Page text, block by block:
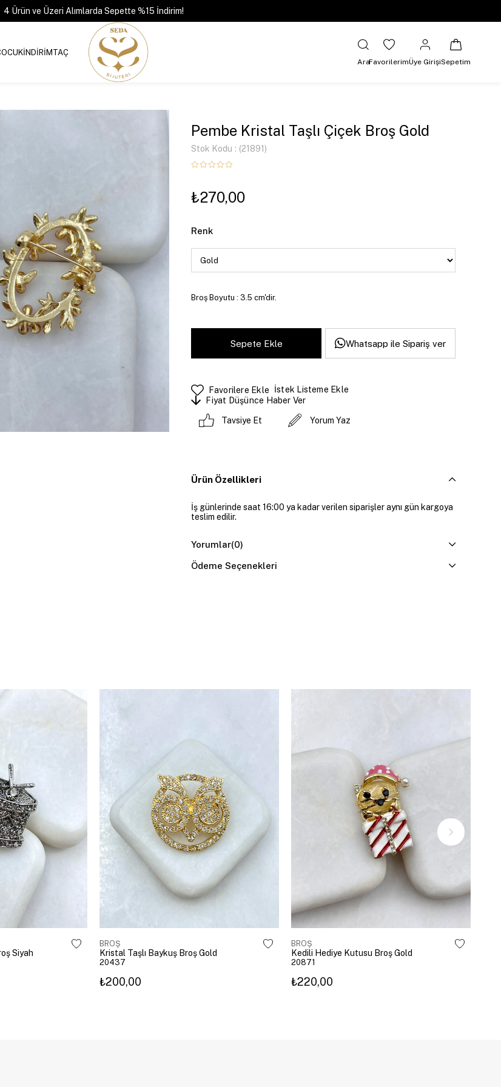
4 Ürün ve Üzeri Alımlarda Sepette %15 İndirim!
İNDİRİMTAÇ
AraFavorilerimÜye GirişiSepetim
Pembe Kristal Taşlı Çiçek Broş Gold
Stok Kodu (21891)
₺270,00
Renk
Broş Boyutu : 3.5 cm'dir.
Whatsapp ile Sipariş ver
Favorilere Ekle
İstek Listeme Ekle
Fiyat Düşünce Haber Ver
Tavsiye Et Yorum Yaz
Ürün Özellikleri
İş günlerinde saat 16:00 ya kadar verilen siparişler aynı gün kargoya
teslim edilir.
Yorumlar(0)
Ödeme Seçenekleri
Siyah
BROŞ
Kristal Taşlı Baykuş Broş Gold
20437
₺200,00
BROŞ
Kedili Hediye Kutusu Broş Gold
20871
₺220,00